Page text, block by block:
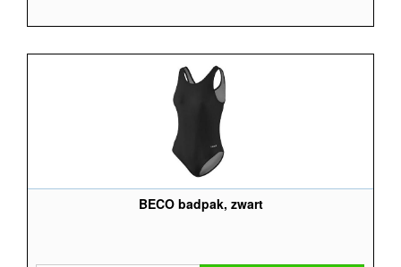
BECO badpak, zwart